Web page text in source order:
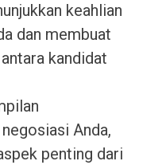
keahlian
dan membuat
kandidat
Anda,
penting dari